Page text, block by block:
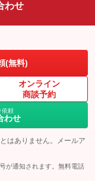
わせ
(無料)
オンライン
商談予約
依頼
わせ
はありません。メールア
が通知されます。無料電話